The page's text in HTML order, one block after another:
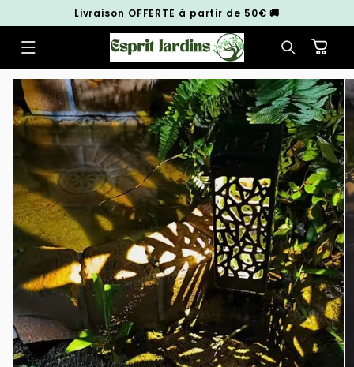
au
contenu
Livraison OFFERTE à partir de 50€ 🚚
Panier
Passer aux
informations
produits